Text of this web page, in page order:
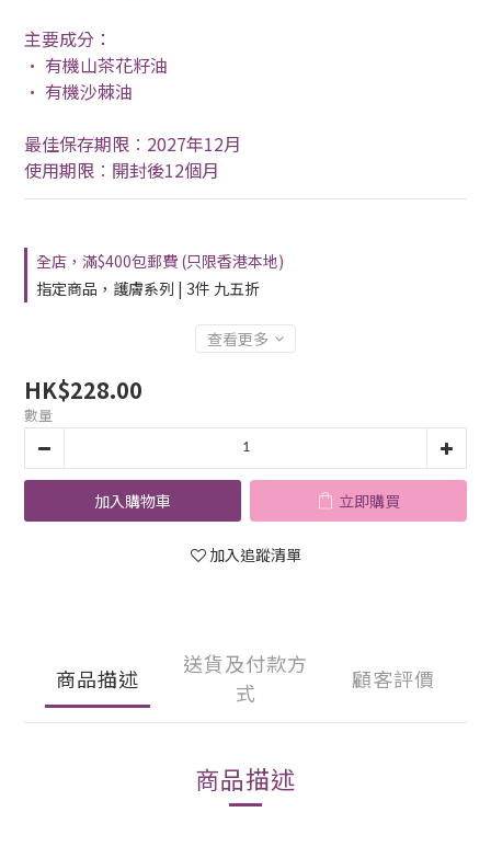
主要成分：
• 有機山茶花籽油
• 有機沙棘油
最佳保存期限︰2027年12月
使用期限︰開封後12個月
全店，滿$400包郵費 (只限香港本地)
指定商品，護膚系列 | 3件 九五折
查看更多
HK$228.00
數量
加入購物車 立即購買
加入追蹤清單
商品描述
送貨及付款方
式
顧客評價
商品描述